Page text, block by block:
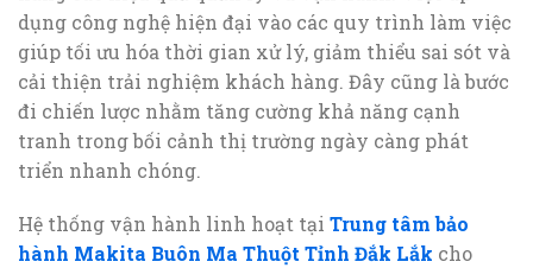
dụng công nghệ hiện đại vào các quy trình làm việc
giúp tối ưu hóa thời gian xử lý, giảm thiểu sai sót và
cải thiện trải nghiệm khách hàng. Đây cũng là bước
đi chiến lược nhằm tăng cường khả năng cạnh
tranh trong bối cảnh thị trường ngày càng phát
triển nhanh chóng.
Hệ thống vận hành linh hoạt tại Trung tâm bảo
hành Makita Buôn Ma Thuột Tỉnh Đắk Lắk cho